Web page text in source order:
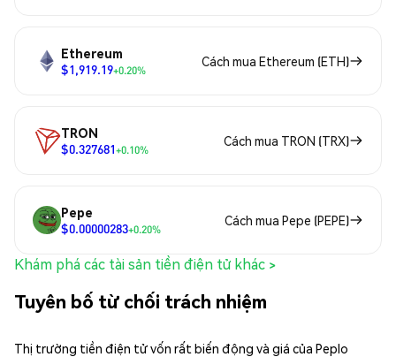
Ethereum
$1,919.19+0.20%
Cách mua Ethereum (ETH)
TRON
$0.327681+0.10%
Cách mua TRON (TRX)
Pepe
$0.00000283+0.20%
Cách mua Pepe (PEPE)
Khám phá các tài sản tiền điện tử khác >
Tuyên bố từ chối trách nhiệm
Thị trường tiền điện tử vốn rất biến động và giá của Peplo